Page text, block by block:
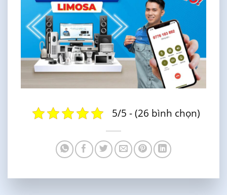
5/5 - (26 bình chọn)